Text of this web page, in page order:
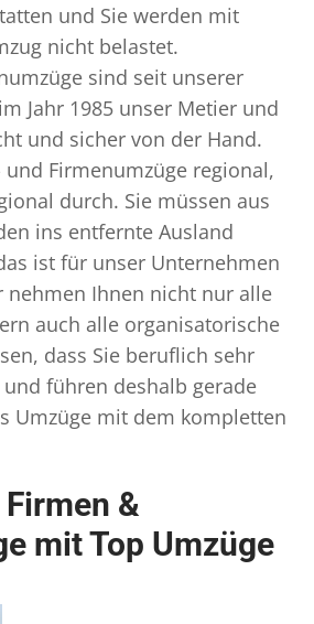
und Sie werden mit
nicht belastet.
sind seit unserer
Jahr 1985 unser Metier und
und sicher von der Hand.
und Firmenumzüge regional,
durch. Sie müssen aus
ins entfernte Ausland
ist für unser Unternehmen
nehmen Ihnen nicht nur alle
auch alle organisatorische
dass Sie beruflich sehr
führen deshalb gerade
Umzüge mit dem kompletten
&
mit Top Umzüge